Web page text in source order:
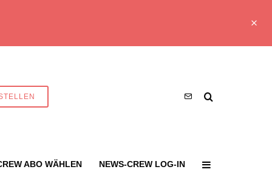
ABO WÄHLEN NEWS-CREW LOG-IN